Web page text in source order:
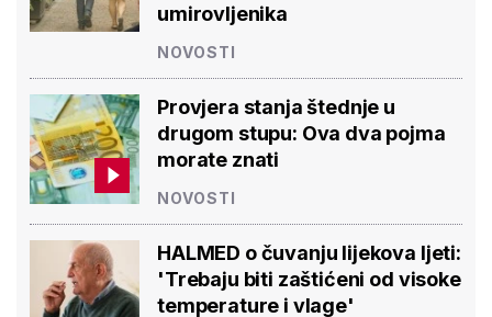
umirovljenika
NOVOSTI
Provjera stanja štednje u
drugom stupu: Ova dva pojma
morate znati
NOVOSTI
HALMED o čuvanju lijekova ljeti:
'Trebaju biti zaštićeni od visoke
temperature i vlage'